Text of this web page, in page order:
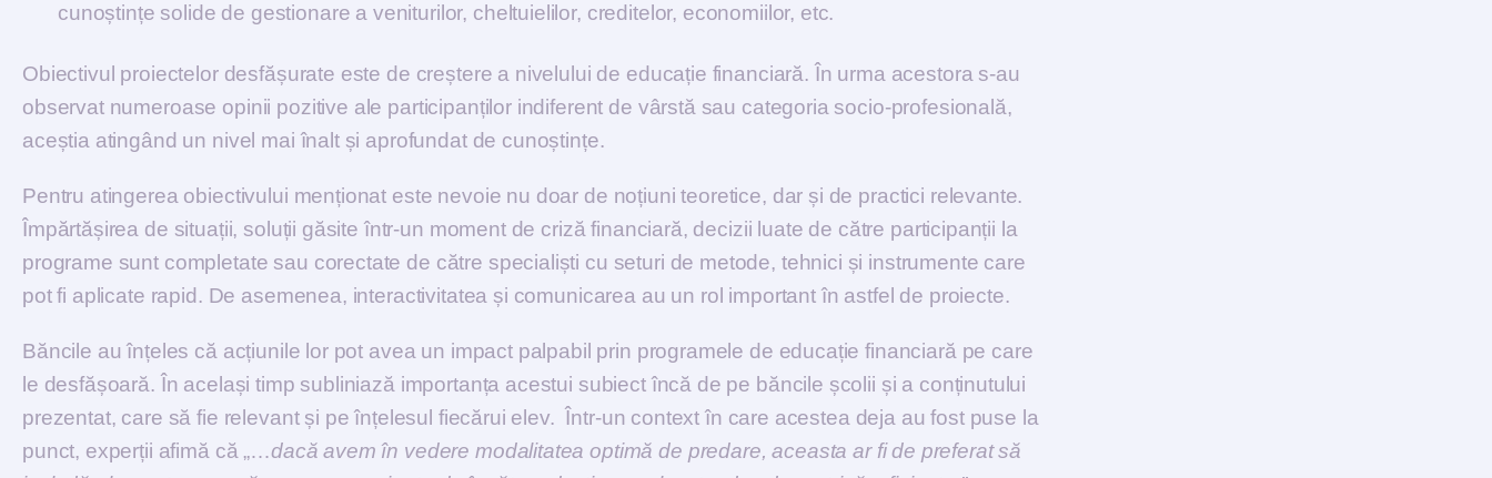
cunoștințe solide de gestionare a veniturilor, cheltuielilor, creditelor, economiilor, etc.
Obiectivul proiectelor desfășurate este de creștere a nivelului de educație financiară. În urma acestora s-au
observat numeroase opinii pozitive ale participanților indiferent de vârstă sau categoria socio-profesională,
aceștia atingând un nivel mai înalt și aprofundat de cunoștințe.
Pentru atingerea obiectivului menționat este nevoie nu doar de noțiuni teoretice, dar și de practici relevante.
Împărtășirea de situații, soluții găsite într-un moment de criză financiară, decizii luate de către participanții la
programe sunt completate sau corectate de către specialiști cu seturi de metode, tehnici și instrumente care
pot fi aplicate rapid. De asemenea, interactivitatea și comunicarea au un rol important în astfel de proiecte.
Băncile au înțeles că acțiunile lor pot avea un impact palpabil prin programele de educație financiară pe care
le desfășoară. În același timp subliniază importanța acestui subiect încă de pe băncile școlii și a conținutului
prezentat, care să fie relevant și pe înțelesul fiecărui elev. Într-un context în care acestea deja au fost puse la
punct, experții afimă că „…dacă avem în vedere modalitatea optimă de predare, aceasta ar fi de preferat să